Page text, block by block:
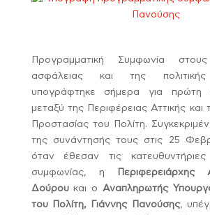
Προγραμματική Συμφωνία
ασφάλειας και της πολιτικής
υπογράφτηκε σήμερα για
μεταξύ της Περιφέρειας Αττικής και
Προστασίας του Πολίτη.
της συνάντησής τους στις 25
όταν έθεσαν τις
συμφωνίας, η
Περιφερειάρχης
Δούρουκαι ο Αναπληρωτής
του Πολίτη, Γιάννης Πανούσης,